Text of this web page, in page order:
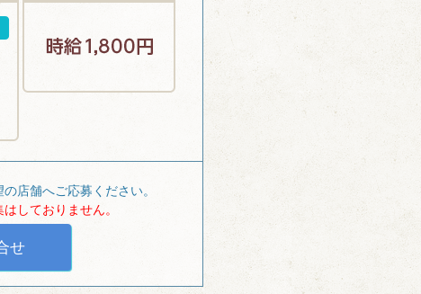
店舗へご応募ください。
しておりません。
せ